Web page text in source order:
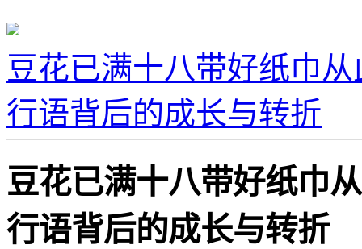
豆花已满十八带好纸巾
行语背后的成长与转折
豆花已满十八带好纸巾
行语背后的成长与转折